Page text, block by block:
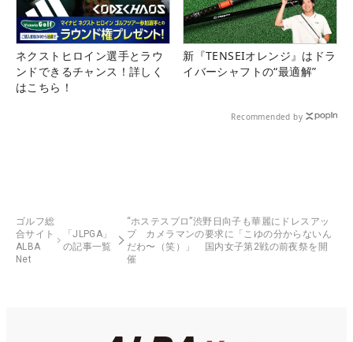
ネクストヒロイン選手とラウ
ンドできるチャンス！詳しく
はこちら！
新『TENSEIオレンジ』はドラ
イバーシャフトの“最適解”
Recommended by
ゴルフ総
合サイト
ALBA
Net
「JLPGA」
の記事一覧
“ホステスプロ”渋野日向子も華麗にドレスアッ
プ カメラマンの要求に「こゆの分からないん
だわ〜（笑）」 国内女子第2戦の前夜祭を開
催